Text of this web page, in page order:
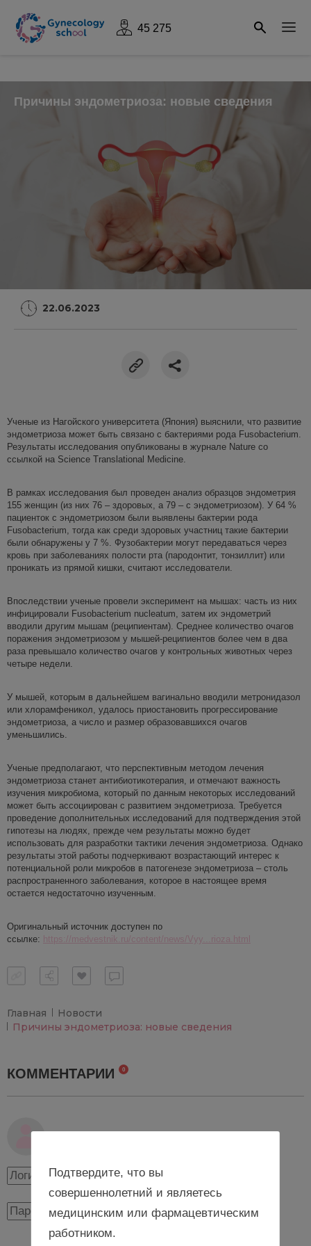
45 275
Причины эндометриоза: новые сведения
22.06.2023
Ученые из Нагойского университета (Япония) выяснили, что развитие
эндометриоза может быть связано с бактериями рода Fusobacterium.
Результаты исследования опубликованы в журнале Nature со
ссылкой на Science Translational Medicine.
В рамках исследования был проведен анализ образцов эндометрия
155 женщин (из них 76 – здоровых, а 79 – с эндометриозом). У 64 %
пациенток с эндометриозом были выявлены бактерии рода
Fusobacterium, тогда как среди здоровых участниц такие бактерии
были обнаружены у 7 %. Фузобактерии могут передаваться через
кровь при заболеваниях полости рта (пародонтит, тонзиллит) или
проникать из прямой кишки, считают исследователи.
Впоследствии ученые провели эксперимент на мышах: часть из них
инфицировали Fusobacterium nucleatum, затем их эндометрий
вводили другим мышам (реципиентам). Среднее количество очагов
поражения эндометриозом у мышей-реципиентов более чем в два
раза превышало количество очагов у контрольных животных через
четыре недели.
У мышей, которым в дальнейшем вагинально вводили метронидазол
или хлорамфеникол, удалось приостановить прогрессирование
эндометриоза, а число и размер образовавшихся очагов
уменьшились.
Ученые предполагают, что перспективным методом лечения
эндометриоза станет антибиотикотерапия, и отмечают важность
изучения микробиома, который по данным некоторых исследований
может быть ассоциирован с развитием эндометриоза. Требуется
проведение дополнительных исследований для подтверждения этой
гипотезы на людях, прежде чем результаты можно будет
использовать для разработки тактики лечения эндометриоза. Однако
результаты этой работы подчеркивают возрастающий интерес к
потенциальной роли микробов в патогенезе эндометриоза – столь
распространенного заболевания, которое в настоящее время
остается недостаточно изученным.
Оригинальный источник доступен по
ссылке: https://medvestnik.ru/content/news/Vyy...rioza.html
Главная
Новости
Причины эндометриоза: новые сведения
КОММЕНТАРИИ 0
Подтвердите, что вы
совершеннолетний и являетесь
медицинским или фармацевтическим
работником.